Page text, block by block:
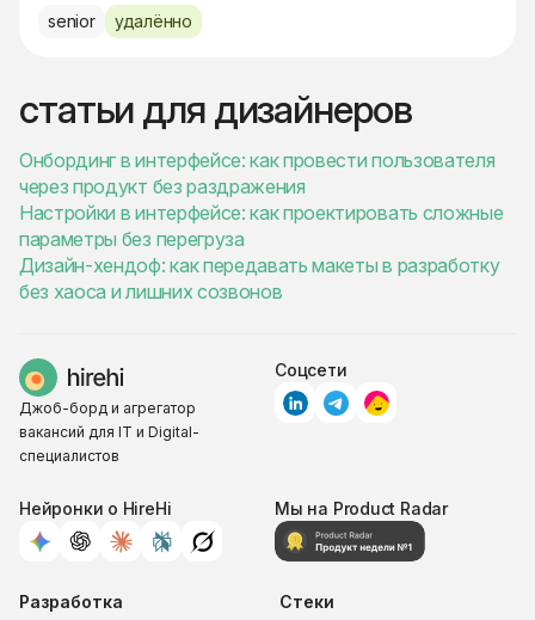
senior удалённо
статьи для дизайнеров
Онбординг в интерфейсе: как провести пользователя
через продукт без раздражения
Настройки в интерфейсе: как проектировать сложные
параметры без перегруза
Дизайн-хендоф: как передавать макеты в разработку
без хаоса и лишних созвонов
Джоб-борд и агрегатор
вакансий для IT и Digital-
специалистов
Соцсети
Нейронки о HireHi Мы на Product Radar
Разработка Стеки